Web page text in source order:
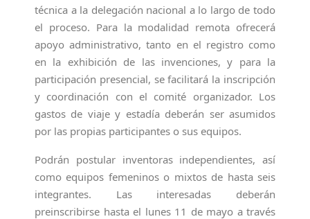
técnica a la delegación nacional a lo largo de todo
el proceso. Para la modalidad remota ofrecerá
apoyo administrativo, tanto en el registro como
en la exhibición de las invenciones, y para la
participación presencial, se facilitará la inscripción
y coordinación con el comité organizador. Los
gastos de viaje y estadía deberán ser asumidos
por las propias participantes o sus equipos.
Podrán postular inventoras independientes, así
como equipos femeninos o mixtos de hasta seis
integrantes. Las interesadas deberán
preinscribirse hasta el lunes 11 de mayo a través